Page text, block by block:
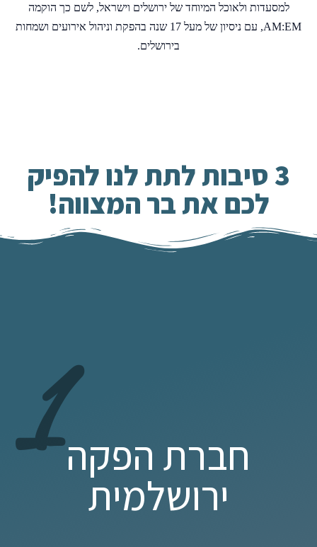
למסעדות ולאוכל המיוחד של ירושלים וישראל, לשם כך הוקמה
AM:EM, עם ניסיון של מעל 17 שנה בהפקת וניהול אירועים ושמחות
בירושלים.
3 סיבות לתת לנו להפיק
לכם את בר המצווה!
1חברת הפקה
ירושלמית